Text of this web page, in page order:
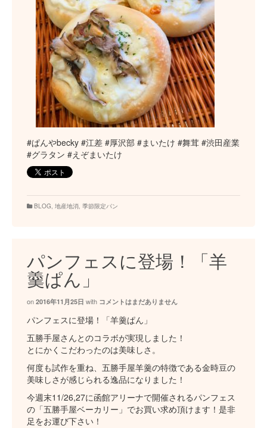
#ぱんやbecky #江差 #厚沢部 #まいたけ #舞茸 #渋田産業
#グラタン #えぞまいたけ
BLOG, 地産地消, 季節限定パン
パンフェスに登場！「羊
羹ぱん」
on 2016年11月25日 with コメントはまだありません
パンフェスに登場！「羊羹ぱん」
五勝手屋さんとのコラボが実現しました！
とにかくこだわったのは美味しさ。
何度も試作を重ね、五勝手屋羊羹の特徴である金時豆の
美味しさが感じられる逸品になりました！
今週末11/26,27に函館アリーナで開催されるパンフェス
の「五勝手屋ベーカリー」でお買い求め頂けます！是非
足をお運び下さい！